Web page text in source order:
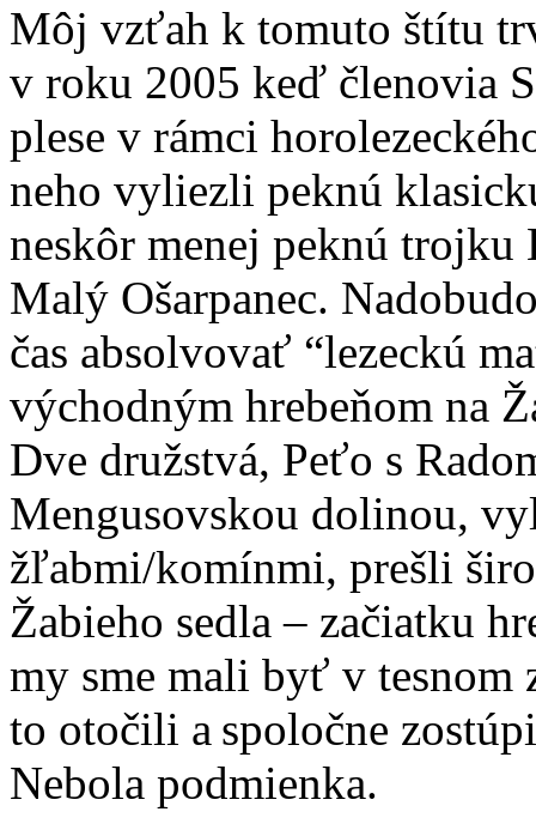
Môj vzťah k tomuto štítu
v roku 2005 keď členovia
plese v rámci
neho vyliezli peknú
neskôr menej peknú
Malý Ošarpanec.
čas absolvovať “lezeckú
východným hrebeňom na
Dve družstvá, Peťo s
Mengusovskou dolinou,
žľabmi/komínmi, prešli
Žabieho sedla – začiatku
my sme mali byť v tesnom
to otočili a spoločne
Nebola podmienka.